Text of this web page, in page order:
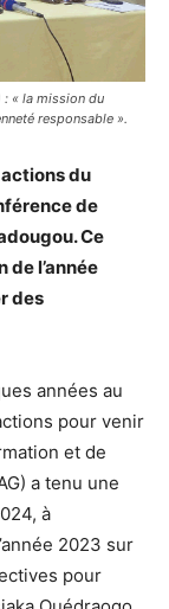
: « la mission du
responsable ».
du
de
Ce
de l’année
des
années au
pour venir
et de
a tenu une
à
2023 sur
pour